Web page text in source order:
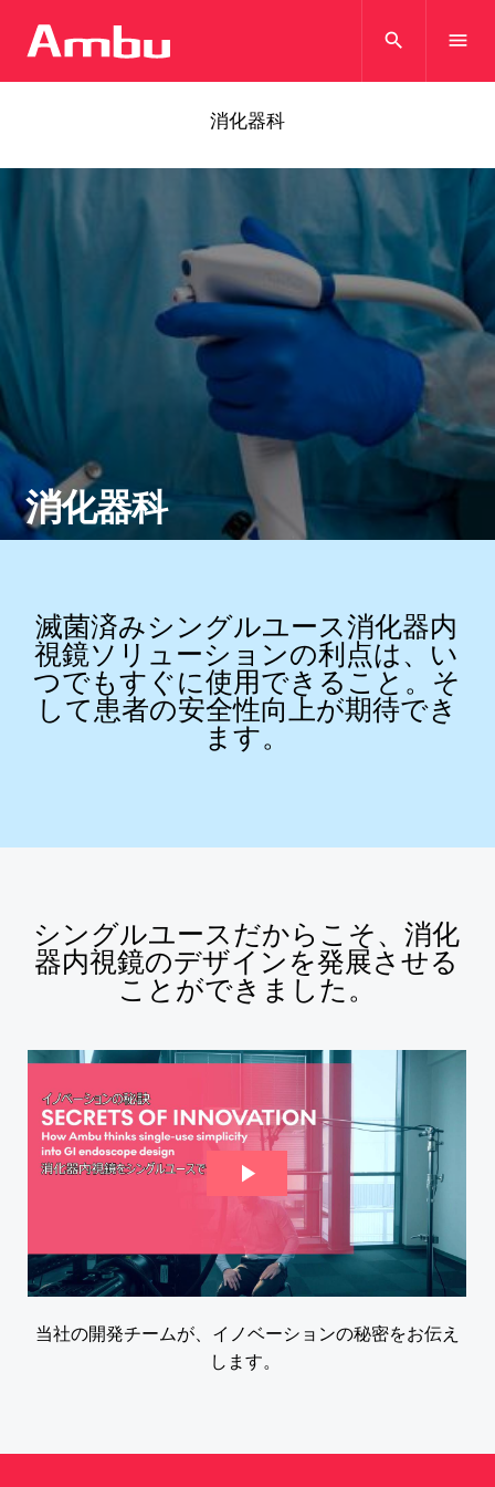
search menu
消化器科
消化器科
滅菌済みシングルユース消化器内
視鏡ソリューションの利点は、い
つでもすぐに使用できること。そ
して患者の安全性向上が期待でき
ます。
シングルユースだからこそ、消化
器内視鏡のデザインを発展させる
ことができました。
当社の開発チームが、イノベーションの秘密をお伝え
します。